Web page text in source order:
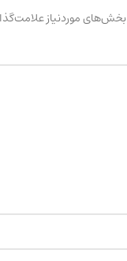
بخش‌های موردنیاز